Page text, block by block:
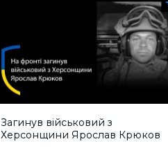
Загинув військовий з
Херсонщини Ярослав Крюков